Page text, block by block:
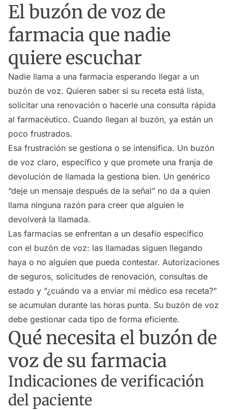
El buzón de voz de
farmacia que nadie
quiere escuchar
Nadie llama a una farmacia esperando llegar a un
buzón de voz. Quieren saber si su receta está lista,
solicitar una renovación o hacerle una consulta rápida
al farmacéutico. Cuando llegan al buzón, ya están un
poco frustrados.
Esa frustración se gestiona o se intensifica. Un buzón
de voz claro, específico y que promete una franja de
devolución de llamada la gestiona bien. Un genérico
“deje un mensaje después de la señal” no da a quien
llama ninguna razón para creer que alguien le
devolverá la llamada.
Las farmacias se enfrentan a un desafío específico
con el buzón de voz: las llamadas siguen llegando
haya o no alguien que pueda contestar. Autorizaciones
de seguros, solicitudes de renovación, consultas de
estado y “¿cuándo va a enviar mi médico esa receta?”
se acumulan durante las horas punta. Su buzón de voz
debe gestionar cada tipo de forma eficiente.
Qué necesita el buzón de
voz de su farmacia
Indicaciones de verificación
del paciente